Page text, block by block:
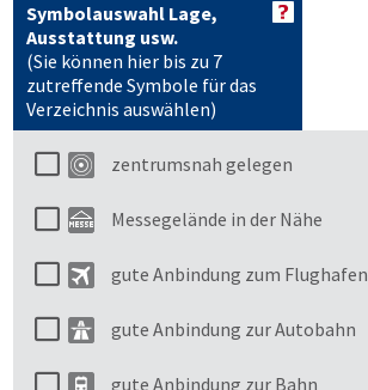
Symbolauswahl Lage,
Ausstattung usw.
(Sie können hier bis zu 7
zutreffende Symbole für das
Verzeichnis auswählen)
zentrumsnah gelegen
Messegelände in der Nähe
gute Anbindung zum Flughafen
gute Anbindung zur Autobahn
gute Anbindung zur Bahn